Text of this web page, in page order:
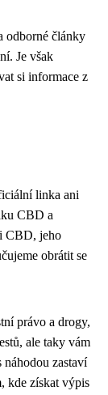
odborné články
Je však
si informace z
linka ani
CBD a
CBD, jeho
obrátit se
právo a drogy,
, ale taky vám
zastaví
kde získat výpis